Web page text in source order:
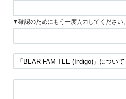
▼確認のためにもう一度入力してください。